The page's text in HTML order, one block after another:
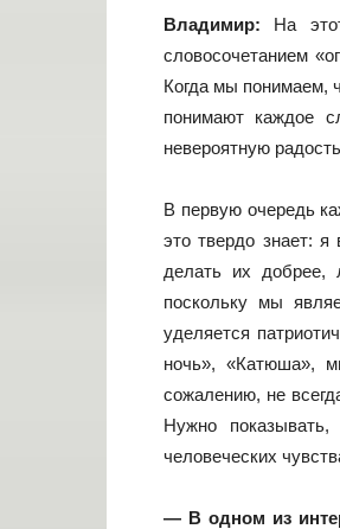
Владимир: На
словосочетанием
Когда мы понимаем,
понимают каждое
невероятную
В первую очередь
это твердо знает:
делать их
поскольку мы
уделяется
ночь», «Катюша»,
сожалению, не
Нужно
человеческих
— В одном из